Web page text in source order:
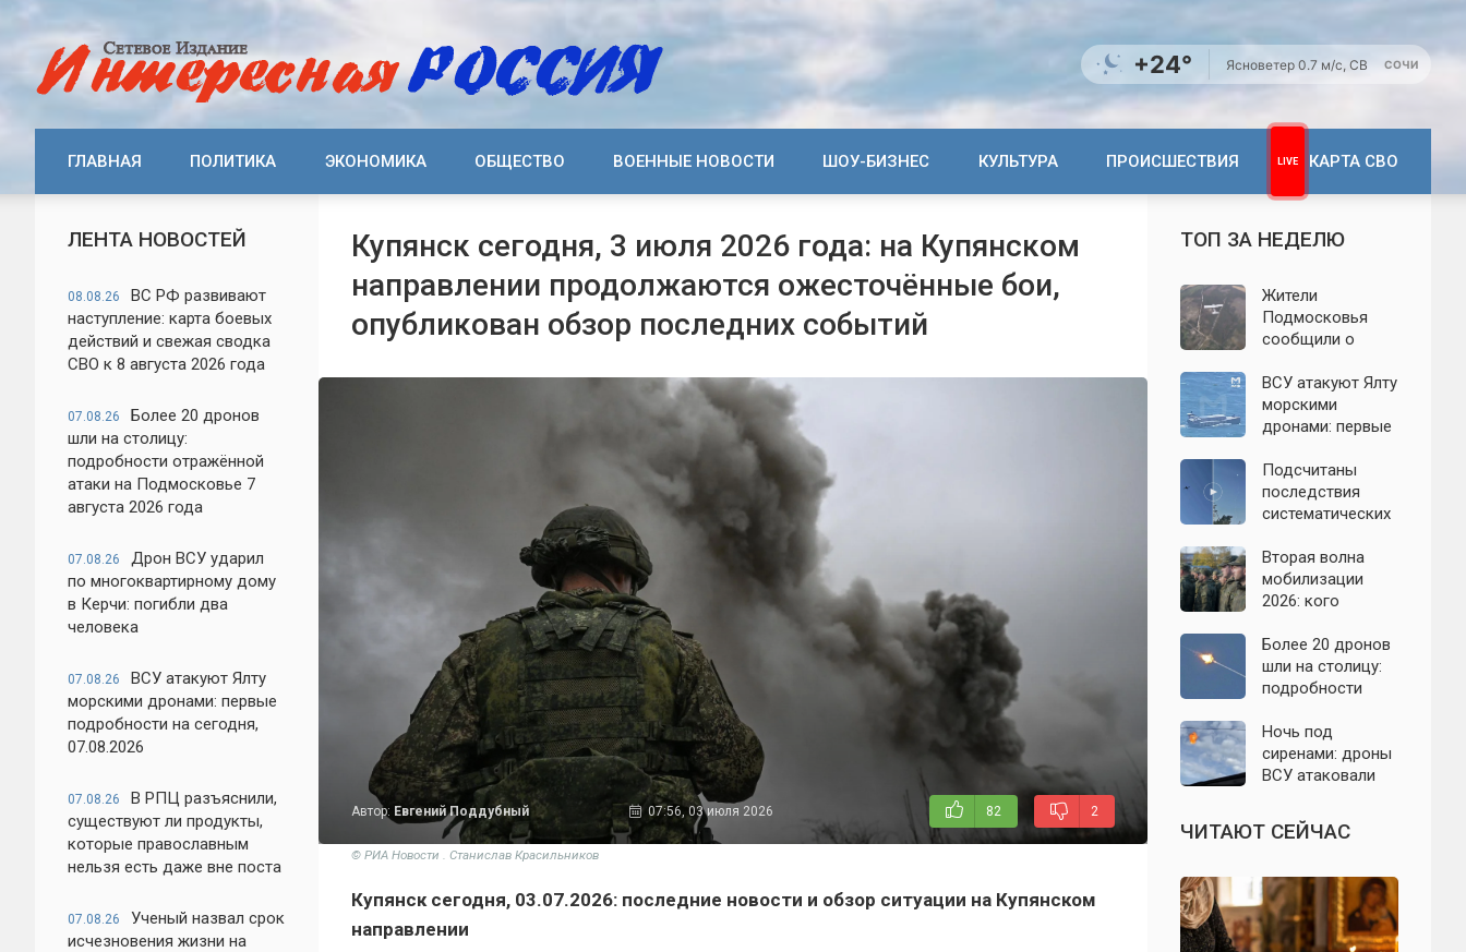
+24° Ясноветер 0.7 м/с, СВ СОЧИ
ГЛАВНАЯ ПОЛИТИКА ЭКОНОМИКА ОБЩЕСТВО ВОЕННЫЕ НОВОСТИ ШОУ-БИЗНЕС КУЛЬТУРА ПРОИСШЕСТВИЯ КАРТА СВО
ЛЕНТА НОВОСТЕЙ
08.08.26
ВС РФ развивают
наступление: карта боевых
действий и свежая сводка
СВО к 8 августа 2026 года
07.08.26
Более 20 дронов
шли на столицу:
подробности отражённой
атаки на Подмосковье 7
августа 2026 года
07.08.26
Дрон ВСУ ударил
по многоквартирному дому
в Керчи: погибли два
человека
07.08.26
ВСУ атакуют Ялту
морскими дронами: первые
подробности на сегодня,
07.08.2026
07.08.26
В РПЦ разъяснили,
существуют ли продукты,
которые православным
нельзя есть даже вне поста
07.08.26
Ученый назвал срок
исчезновения жизни на
Купянск сегодня, 3 июля 2026 года: на Купянском
направлении продолжаются ожесточённые бои,
опубликован обзор последних событий
Автор: Евгений Поддубный 07:56, 03 июля 2026 82 2
© РИА Новости . Станислав Красильников
Купянск сегодня, 03.07.2026: последние новости и обзор ситуации на Купянском
направлении
ТОП ЗА НЕДЕЛЮ
Жители
Подмосковья
сообщили о
обнародованы
подробности о
налёте
августа
ВСУ атакуют Ялту
морскими
дронами: первые
сегодня,
07.08.2026
Подсчитаны
последствия
систематических
Ленинградскую
область: что
известно к 7
Вторая волна
мобилизации
2026: кого
ли реальные
признаки
Более 20 дронов
шли на столицу:
подробности
атаки на
Подмосковье 7
августа 2026 года
Ночь под
сиренами: дроны
ВСУ атаковали
Евпаторию и
район Сакской
ЧИТАЮТ СЕЙЧАС